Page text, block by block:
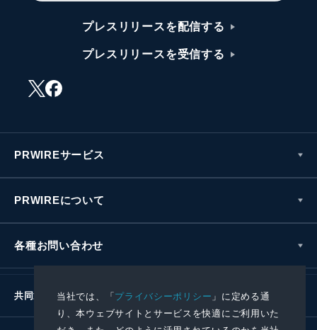
当社では、「プライバシーポリシー 」に定める通
り、本ウェブサイトとサービスを快適にご利用いた
プレスリリースを配信する
プレスリリースを受信する
PRWIREサービス
PRWIREについて
各種お問い合わせ
共同通信社グループ